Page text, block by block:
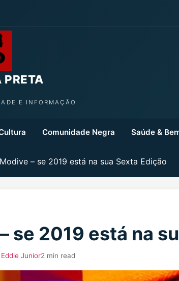
PRETA
E INFORMAÇÃO
Comunidade Negra Saúde &
Modive – se 2019 está na sua Sexta Edição
se 2019 está na
Eddie Junior2 min read